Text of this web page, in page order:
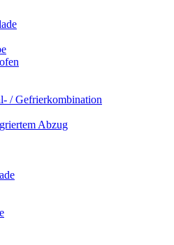
/ Gefrierkombination
Abzug